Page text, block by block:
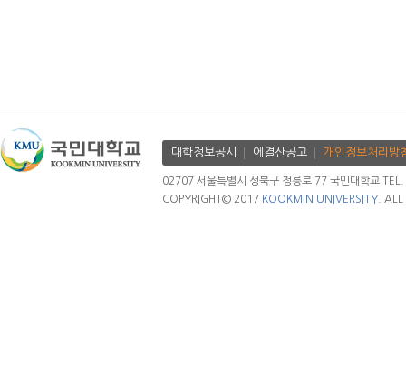
대학정보공시 에결산공고 개인정보처리방
02707 서울특별시 성북구 정릉로 77 국민대학교
COPYRIGHT© 2017 KOOKMIN UNIVERSITY. ALL